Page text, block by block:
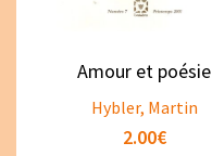
Amour et poésie
Hybler, Martin
2.00€